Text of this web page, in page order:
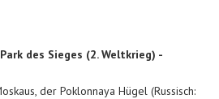
des Sieges (2. Weltkrieg) -
der Poklonnaya Hügel (Russisch: